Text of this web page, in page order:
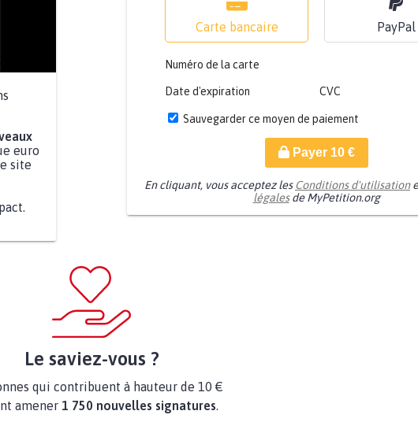
euro
site
Carte bancaire PayPal
Numéro de la carte
Date d'expiration CVC
Sauvegarder ce moyen de paiement
Payer 10€
En cliquant, vous acceptez les Conditions d'utilisation
légalesde MyPetition.org
Le saviez-vous ?
qui contribuent à hauteur de 10 €
amener 1 750 nouvelles signatures.